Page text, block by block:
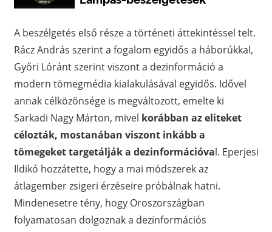
A beszélgetés első része a történeti áttekintéssel telt.
Rácz András szerint a fogalom egyidős a háborúkkal,
Győri Lóránt szerint viszont a dezinformáció a
modern tömegmédia kialakulásával egyidős. Idővel
annak célközönsége is megváltozott, emelte ki
Sarkadi Nagy Márton, mivel korábban az eliteket
célozták, mostanában viszont inkább a
tömegeket targetálják a dezinformációval. Eperjesi
Ildikó hozzátette, hogy a mai módszerek az
átlagember zsigeri érzéseire próbálnak hatni.
Mindenesetre tény, hogy Oroszországban
folyamatosan dolgoznak a dezinformációs